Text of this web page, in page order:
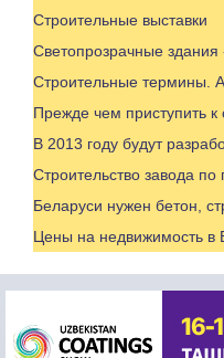
Строительные выставки
Светопрозрачные здания
Строительные термины.
Прежде чем приступить
В 2013 году будут
Строительство завода по
Беларуси нужен бетон,
Цены на недвижимость в